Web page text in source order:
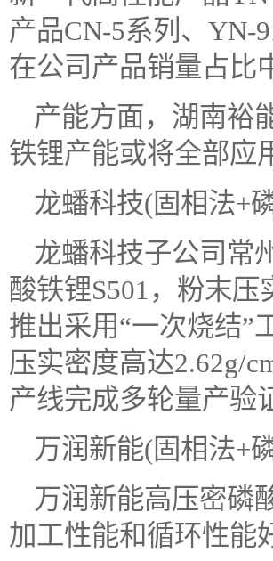
产品CN-5系列、
在公司产品销量占比
产能方面，湖南裕
铁锂产能或将全部应
龙蟠科技(固相法+
龙蟠科技子公司常
酸铁锂S501，粉末
推出采用“一次烧结”
压实密度高达2.62g/
产线完成多轮量产验
万润新能(固相法+
万润新能高压密磷
加工性能和循环性能